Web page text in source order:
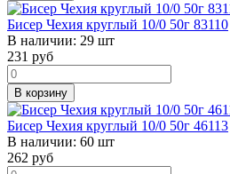
Бисер Чехия круглый 10/0 50г 83110
В наличии: 29 шт
231 руб
В корзину
Бисер Чехия круглый 10/0 50г 46113
В наличии: 60 шт
262 руб